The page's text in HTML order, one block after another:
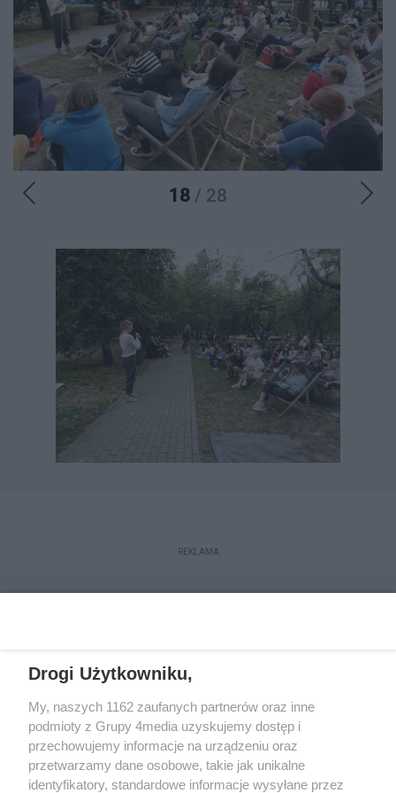
18 / 28
REKLAMA
Reklama Kontakt Regulamin
Dystrybucja
Regulamin prenumeraty
Polityka Prywatności
Drogi Użytkowniku,
My, naszych 1162 zaufanych partnerów oraz inne
podmioty z Grupy 4media uzyskujemy dostęp i
przechowujemy informacje na urządzeniu oraz
przetwarzamy dane osobowe, takie jak unikalne
identyfikatory, standardowe informacje wysyłane przez